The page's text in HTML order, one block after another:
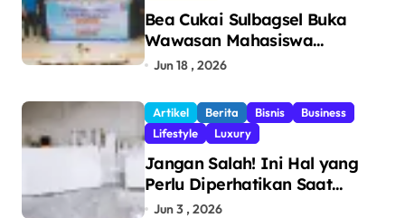
Bea Cukai Sulbagsel Buka
Wawasan Mahasiswa
Politeknik Bosowa tentang
dan Pencegahan Barang
Ilegal
Jun 18 , 2026
Artikel Berita Bisnis
Business
Lifestyle
Luxury
Jangan Salah! Ini Hal yang
Perlu Diperhatikan Saat
Pasang Big Slab
Jun 3 , 2026